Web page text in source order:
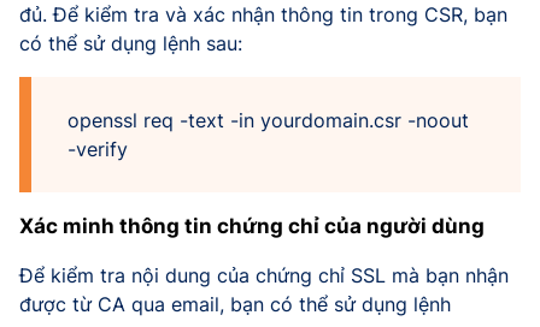
đủ. Để kiểm tra và xác nhận thông tin trong CSR, bạn
có thể sử dụng lệnh sau:
openssl req -text -in yourdomain.csr -noout
-verify
Xác minh thông tin chứng chỉ của người dùng
Để kiểm tra nội dung của chứng chỉ SSL mà bạn nhận
được từ CA qua email, bạn có thể sử dụng lệnh